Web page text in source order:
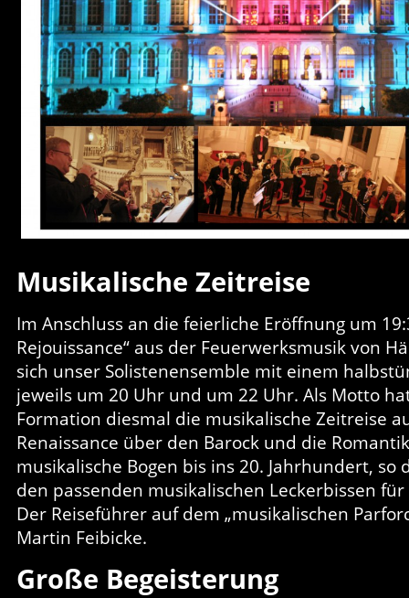
Musikalische Zeitreise
Im Anschluss an die feierliche Eröffnung um
Rejouissance“ aus der Feuerwerksmusik von
sich unser Solistenensemble mit einem
jeweils um 20 Uhr und um 22 Uhr. Als Motto
Formation diesmal die musikalische Zeitreise
Renaissance über den Barock und die
musikalische Bogen bis ins 20. Jahrhundert, so
den passenden musikalischen Leckerbissen
Der Reiseführer auf dem „musikalischen
Martin Feibicke.
Große Begeisterung